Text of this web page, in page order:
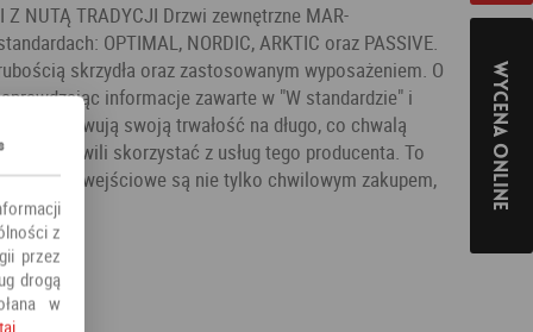
Z NUTĄ TRADYCJI Drzwi zewnętrzne MAR-
OPTIMAL, NORDIC, ARKTIC oraz PASSIVE.
skrzydła oraz zastosowanym wyposażeniem. O
informacje zawarte w "W standardzie" i
zachowują swoją trwałość na długo, co chwalą
postanowili skorzystać z usług tego producenta. To
że drzwi wejściowe są nie tylko chwilowym zakupem,
lat.
Wycena online
z
przez
drogą
w